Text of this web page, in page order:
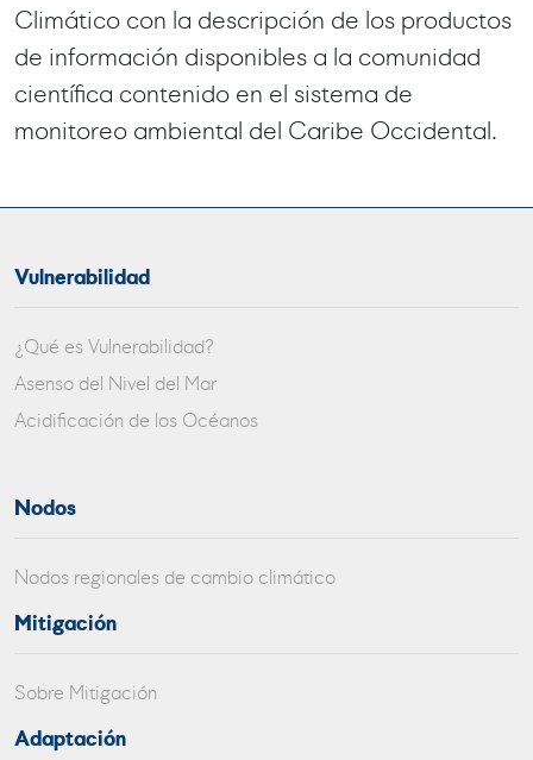
Climático con la descripción de los productos
de información disponibles a la comunidad
científica contenido en el sistema de
monitoreo ambiental del Caribe Occidental.
Vulnerabilidad
¿Qué es Vulnerabilidad?
Asenso del Nivel del Mar
Acidificación de los Océanos
Nodos
Nodos regionales de cambio climático
Mitigación
Sobre Mitigación
Adaptación